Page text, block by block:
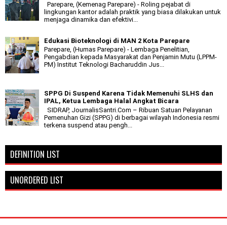
Parepare, (Kemenag Parepare) - Roling pejabat di
lingkungan kantor adalah praktik yang biasa dilakukan untuk
menjaga dinamika dan efektivi...
Edukasi Bioteknologi di MAN 2 Kota Parepare
Parepare, (Humas Parepare) - Lembaga Penelitian,
Pengabdian kepada Masyarakat dan Penjamin Mutu (LPPM-
PM) Institut Teknologi Bacharuddin Jus...
SPPG Di Suspend Karena Tidak Memenuhi SLHS dan
IPAL, Ketua Lembaga Halal Angkat Bicara
SIDRAP, JournalisSantri.Com – Ribuan Satuan Pelayanan
Pemenuhan Gizi (SPPG) di berbagai wilayah Indonesia resmi
terkena suspend atau pengh...
DEFINITION LIST
UNORDERED LIST